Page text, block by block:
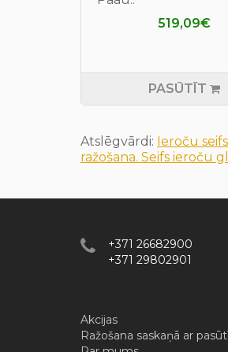
519,09€
PASŪTĪT
Atslēgvārdi: Ieroču
ražošana. Seifs ieroču
+371 26682900
+371 29802901
Akcijas
Ražošana saskaņā ar